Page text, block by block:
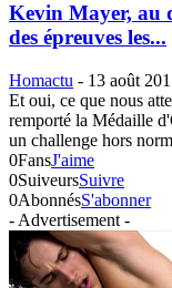
Kevin Mayer, au
des épreuves les...
Homactu - 13 août
Et oui, ce que nous
remporté la Médaille
un challenge hors
0FansJ'aime
0SuiveursSuivre
0AbonnésS'abonner
- Advertisement -